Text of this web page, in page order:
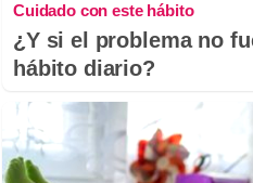
Cuidado con este hábito
¿Y si el problema no
hábito diario?